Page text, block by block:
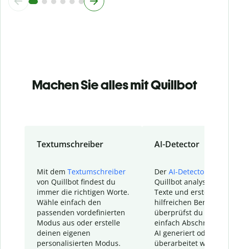
Machen Sie alles mit Quillbot
Textumschreiber
Mit dem Textumschreiber
von Quillbot findest du
immer die richtigen Worte.
Wähle einfach den
passenden vordefinierten
Modus aus oder erstelle
deinen eigenen
personalisierten Modus.
AI-Detector
Der AI-Detector
Quillbot analysiert
Texte und erstellt
hilfreichen Bericht.
überprüfst du
einfach Abschnitte,
AI generiert oder
überarbeitet wurden.